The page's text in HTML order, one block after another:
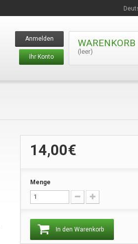
WARENKORB
(leer)
Anmelden
Ihr Konto
14,00€
Menge
In den Warenkorb